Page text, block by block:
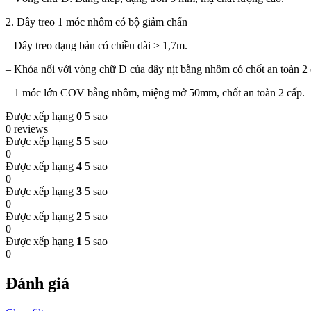
2. Dây treo 1 móc nhôm có bộ giảm chấn
– Dây treo dạng bản có chiều dài > 1,7m.
– Khóa nối với vòng chữ D của dây nịt bằng nhôm có chốt an toàn 2
– 1 móc lớn COV bằng nhôm, miệng mở 50mm, chốt an toàn 2 cấp.
Được xếp hạng 0 5 sao
0 reviews
Được xếp hạng 5 5 sao
0
Được xếp hạng 4 5 sao
0
Được xếp hạng 3 5 sao
0
Được xếp hạng 2 5 sao
0
Được xếp hạng 1 5 sao
0
Đánh giá